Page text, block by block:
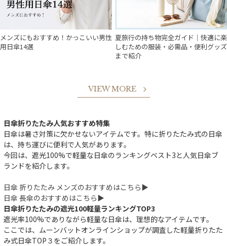
メンズにもおすすめ！かっこいい男性
用日傘14選
夏旅行の持ち物完全ガイド｜快適に楽
しむための服装・必需品・便利グッズ
まで紹介
VIEW MORE
日傘折りたたみ人気おすすめ特集
日傘は暑さ対策に欠かせないアイテムです。特に折りたたみ式の日傘
は、持ち運びに便利で人気があります。
今回は、遮光100%で軽量な日傘のランキングベスト3と人気日傘ブ
ランドを紹介します。
日傘 折りたたみ メンズのおすすめはこちら▶︎
日傘 長傘のおすすめはこちら▶︎
日傘折りたたみの遮光100軽量ランキングTOP3
遮光率100%でありながら軽量な日傘は、理想的なアイテムです。
ここでは、ムーンバットオンラインショップが調査した軽量折りたた
み式日傘TOP３をご紹介します。